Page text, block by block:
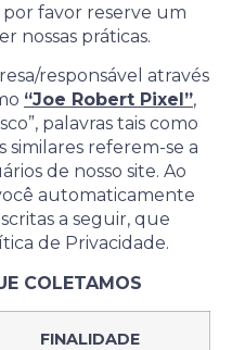
favor reserve um
nossas práticas.
responsável através
“Joe Robert Pixel”,
palavras tais como
similares referem-se a
de nosso site. Ao
automaticamente
a seguir, que
de Privacidade.
COLETAMOS
FINALIDADE